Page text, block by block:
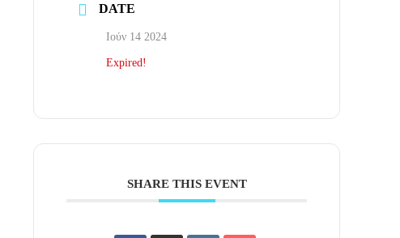
DATE
Ιούν 14 2024
Expired!
SHARE THIS EVENT